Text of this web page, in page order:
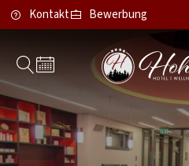
Kontakt Bewerbung